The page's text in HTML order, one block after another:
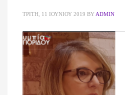
ΤΡΊΤΗ, 11 ΙΟΥΝΊΟΥ 2019 BY ADMIN